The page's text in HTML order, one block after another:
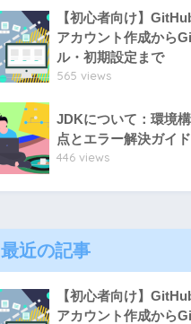
【初心者向け】
アカウント作成から
ル・初期設定まで
565 views
JDKについて：環境
点とエラー解決ガイド
446 views
最近の記事
【初心者向け】
アカウント作成から